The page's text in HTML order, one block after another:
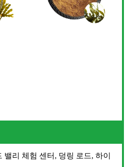
밸리 체험 센터, 덩링 로드, 하이